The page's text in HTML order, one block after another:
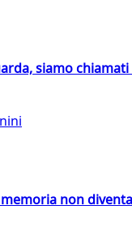
siamo
non